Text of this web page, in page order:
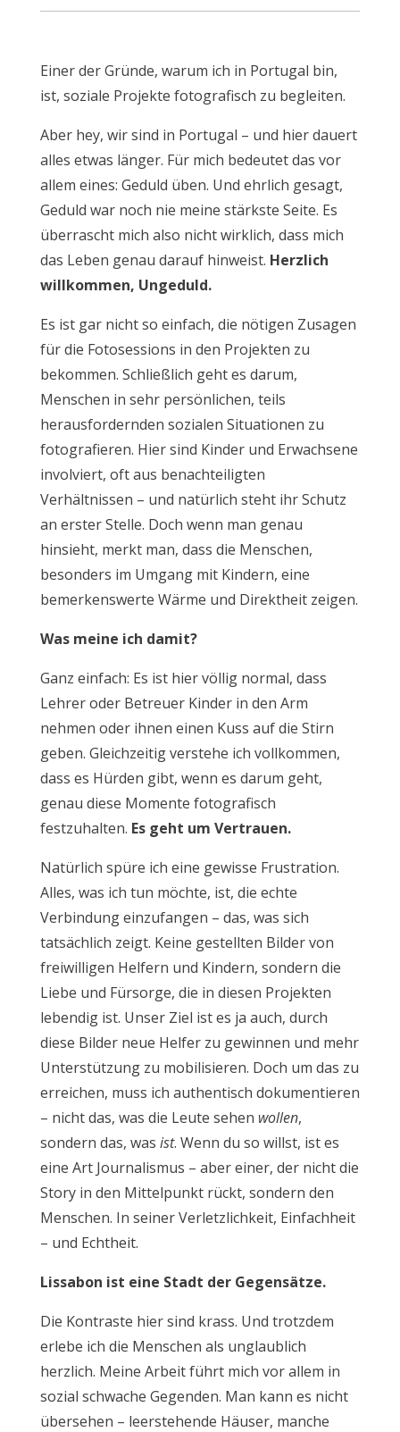
Einer der Gründe, warum ich in Portugal bin,
ist, soziale Projekte fotografisch zu begleiten.
Aber hey, wir sind in Portugal – und hier dauert
alles etwas länger. Für mich bedeutet das vor
allem eines: Geduld üben. Und ehrlich gesagt,
Geduld war noch nie meine stärkste Seite. Es
überrascht mich also nicht wirklich, dass mich
das Leben genau darauf hinweist. Herzlich
willkommen, Ungeduld.
Es ist gar nicht so einfach, die nötigen Zusagen
für die Fotosessions in den Projekten zu
bekommen. Schließlich geht es darum,
Menschen in sehr persönlichen, teils
herausfordernden sozialen Situationen zu
fotografieren. Hier sind Kinder und Erwachsene
involviert, oft aus benachteiligten
Verhältnissen – und natürlich steht ihr Schutz
an erster Stelle. Doch wenn man genau
hinsieht, merkt man, dass die Menschen,
besonders im Umgang mit Kindern, eine
bemerkenswerte Wärme und Direktheit zeigen.
Was meine ich damit?
Ganz einfach: Es ist hier völlig normal, dass
Lehrer oder Betreuer Kinder in den Arm
nehmen oder ihnen einen Kuss auf die Stirn
geben. Gleichzeitig verstehe ich vollkommen,
dass es Hürden gibt, wenn es darum geht,
genau diese Momente fotografisch
festzuhalten. Es geht um Vertrauen.
Natürlich spüre ich eine gewisse Frustration.
Alles, was ich tun möchte, ist, die echte
Verbindung einzufangen – das, was sich
tatsächlich zeigt. Keine gestellten Bilder von
freiwilligen Helfern und Kindern, sondern die
Liebe und Fürsorge, die in diesen Projekten
lebendig ist. Unser Ziel ist es ja auch, durch
diese Bilder neue Helfer zu gewinnen und mehr
Unterstützung zu mobilisieren. Doch um das zu
erreichen, muss ich authentisch dokumentieren
– nicht das, was die Leute sehen wollen,
sondern das, was ist. Wenn du so willst, ist es
eine Art Journalismus – aber einer, der nicht die
Story in den Mittelpunkt rückt, sondern den
Menschen. In seiner Verletzlichkeit, Einfachheit
– und Echtheit.
Lissabon ist eine Stadt der Gegensätze.
Die Kontraste hier sind krass. Und trotzdem
erlebe ich die Menschen als unglaublich
herzlich. Meine Arbeit führt mich vor allem in
sozial schwache Gegenden. Man kann es nicht
übersehen – leerstehende Häuser, manche